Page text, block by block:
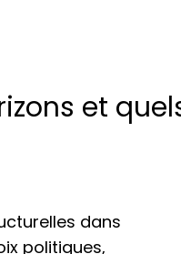
et
dans
politiques,